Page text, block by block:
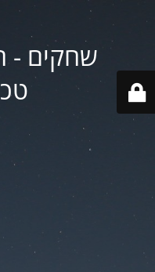
שחקים -